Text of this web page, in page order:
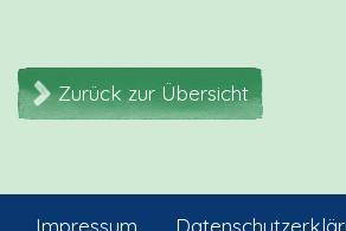
Zurück zur Übersicht
Impressum